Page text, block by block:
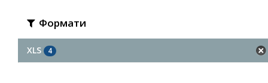
Формати
XLS 4